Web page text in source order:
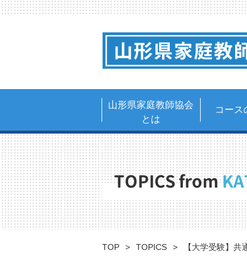
山形県家庭教師協会
とは
コース
TOPICS from
TOP TOPICS 【大学受験】共